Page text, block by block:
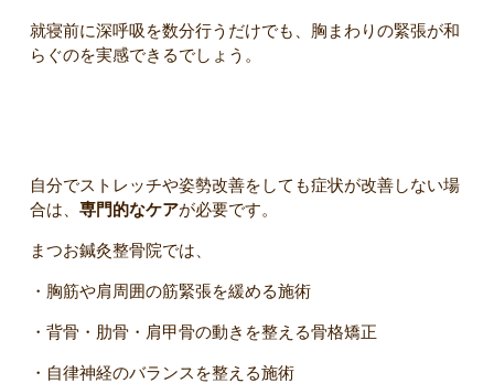
就寝前に深呼吸を数分行うだけでも、胸まわりの緊張が和
らぐのを実感できるでしょう。
自分でストレッチや姿勢改善をしても症状が改善しない場
合は、 専門的なケアが必要です。
まつお鍼灸整骨院では、
・胸筋や肩周囲の筋緊張を緩める施術
・背骨・肋骨・肩甲骨の動きを整える骨格矯正
・自律神経のバランスを整える施術